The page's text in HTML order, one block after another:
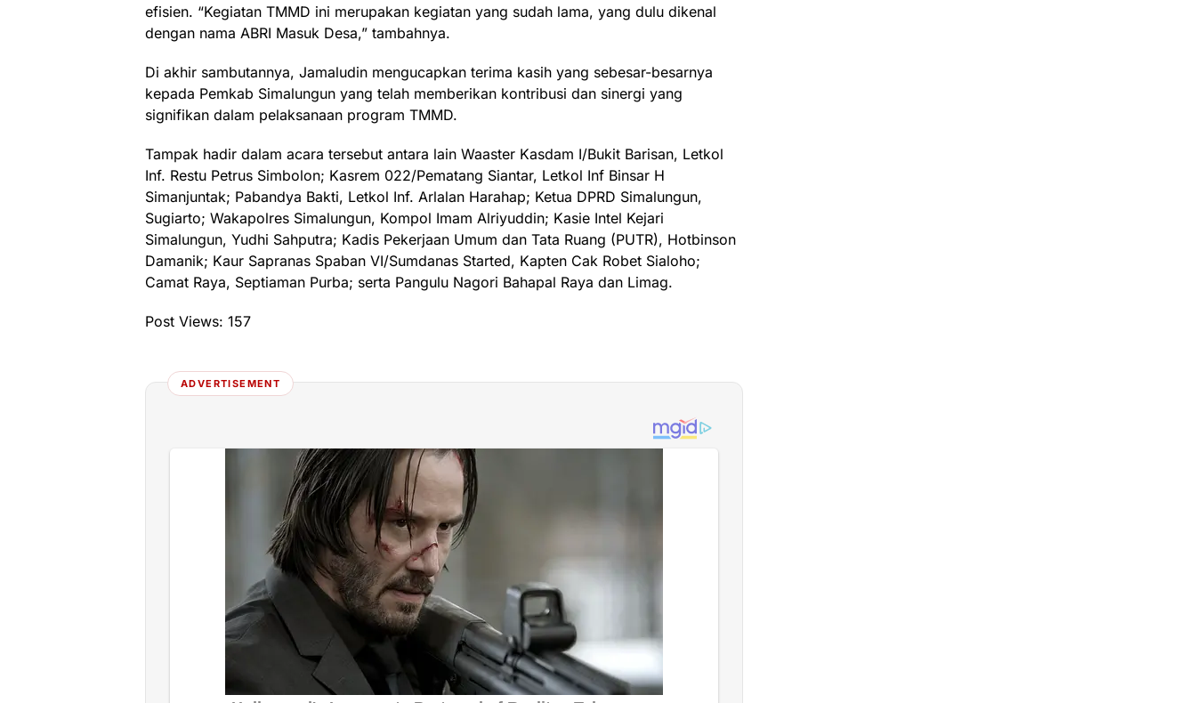
efisien. “Kegiatan TMMD ini merupakan kegiatan yang sudah lama, yang dulu dikenal
dengan nama ABRI Masuk Desa,” tambahnya.
Di akhir sambutannya, Jamaludin mengucapkan terima kasih yang sebesar-besarnya
kepada Pemkab Simalungun yang telah memberikan kontribusi dan sinergi yang
signifikan dalam pelaksanaan program TMMD.
Tampak hadir dalam acara tersebut antara lain Waaster Kasdam I/Bukit Barisan, Letkol
Inf. Restu Petrus Simbolon; Kasrem 022/Pematang Siantar, Letkol Inf Binsar H
Simanjuntak; Pabandya Bakti, Letkol Inf. Arlalan Harahap; Ketua DPRD Simalungun,
Sugiarto; Wakapolres Simalungun, Kompol Imam Alriyuddin; Kasie Intel Kejari
Simalungun, Yudhi Sahputra; Kadis Pekerjaan Umum dan Tata Ruang (PUTR), Hotbinson
Damanik; Kaur Sapranas Spaban VI/Sumdanas Started, Kapten Cak Robet Sialoho;
Camat Raya, Septiaman Purba; serta Pangulu Nagori Bahapal Raya dan Limag.
Post Views: 157
ADVERTISEMENT